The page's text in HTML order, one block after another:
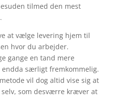
tilmed den mest
at vælge levering hjem til
hvor du arbejder.
gange en tand mere
særligt fremkommelig.
vil dog altid vise sig at
som desværre kræver at